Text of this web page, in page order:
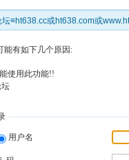
≡ht638.cc或ht638.com或
能有如下几个原因:
使用此功能!!
用户名